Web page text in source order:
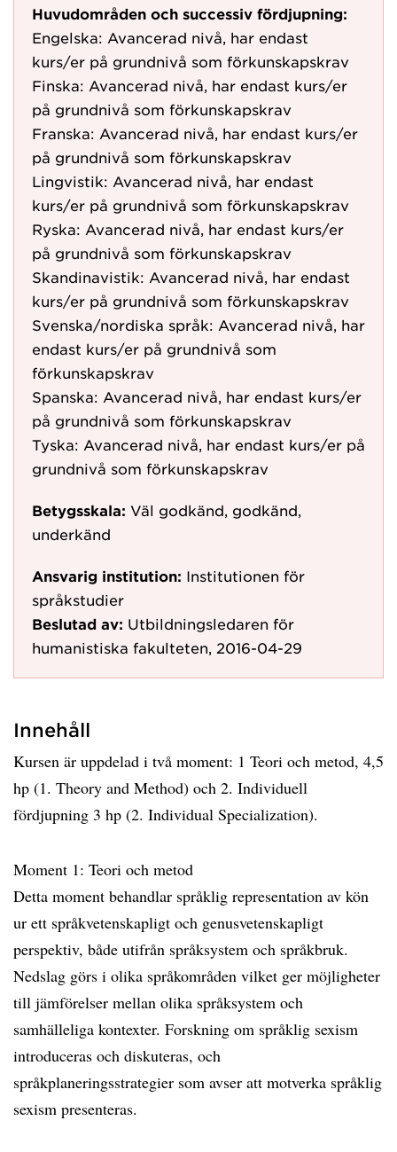
Huvudområden och successiv fördjupning:
Engelska: Avancerad nivå, har endast
kurs/er på grundnivå som förkunskapskrav
Finska: Avancerad nivå, har endast kurs/er
på grundnivå som förkunskapskrav
Franska: Avancerad nivå, har endast kurs/er
på grundnivå som förkunskapskrav
Lingvistik: Avancerad nivå, har endast
kurs/er på grundnivå som förkunskapskrav
Ryska: Avancerad nivå, har endast kurs/er
på grundnivå som förkunskapskrav
Skandinavistik: Avancerad nivå, har endast
kurs/er på grundnivå som förkunskapskrav
Svenska/nordiska språk: Avancerad nivå, har
endast kurs/er på grundnivå som
förkunskapskrav
Spanska: Avancerad nivå, har endast kurs/er
på grundnivå som förkunskapskrav
Tyska: Avancerad nivå, har endast kurs/er på
grundnivå som förkunskapskrav
Betygsskala: Väl godkänd, godkänd,
underkänd
Ansvarig institution: Institutionen för
språkstudier
Beslutad av: Utbildningsledaren för
humanistiska fakulteten, 2016-04-29
Innehåll
Kursen är uppdelad i två moment: 1 Teori och metod, 4,5
hp (1. Theory and Method) och 2. Individuell
fördjupning 3 hp (2. Individual Specialization).
Moment 1: Teori och metod
Detta moment behandlar språklig representation av kön
ur ett språkvetenskapligt och genusvetenskapligt
perspektiv, både utifrån språksystem och språkbruk.
Nedslag görs i olika språkområden vilket ger möjligheter
till jämförelser mellan olika språksystem och
samhälleliga kontexter. Forskning om språklig sexism
introduceras och diskuteras, och
språkplaneringsstrategier som avser att motverka språklig
sexism presenteras.